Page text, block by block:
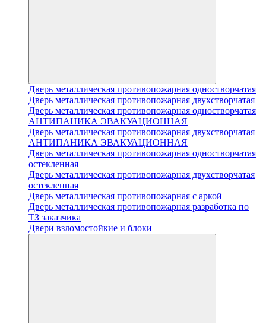
Дверь металлическая противопожарная одностворчатая
Дверь металлическая противопожарная двухстворчатая
Дверь металлическая противопожарная одностворчатая
АНТИПАНИКА ЭВАКУАЦИОННАЯ
Дверь металлическая противопожарная двухстворчатая
АНТИПАНИКА ЭВАКУАЦИОННАЯ
Дверь металлическая противопожарная одностворчатая
остекленная
Дверь металлическая противопожарная двухстворчатая
остекленная
Дверь металлическая противопожарная с аркой
Дверь металлическая противопожарная разработка по
ТЗ заказчика
Двери взломостойкие и блоки